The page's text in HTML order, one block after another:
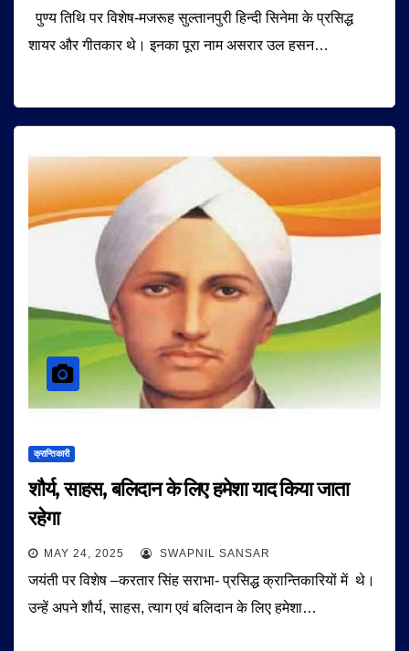
पुण्य तिथि पर विशेष-मजरूह सुल्तानपुरी हिन्दी सिनेमा के प्रसिद्ध
शायर और गीतकार थे। इनका पूरा नाम असरार उल हसन…
क्रान्तिकारी
शौर्य, साहस, बलिदान के लिए हमेशा याद किया जाता
रहेगा
MAY 24, 2025 SWAPNIL SANSAR
जयंती पर विशेष –करतार सिंह सराभा- प्रसिद्ध क्रान्तिकारियों में थे।
उन्हें अपने शौर्य, साहस, त्याग एवं बलिदान के लिए हमेशा…